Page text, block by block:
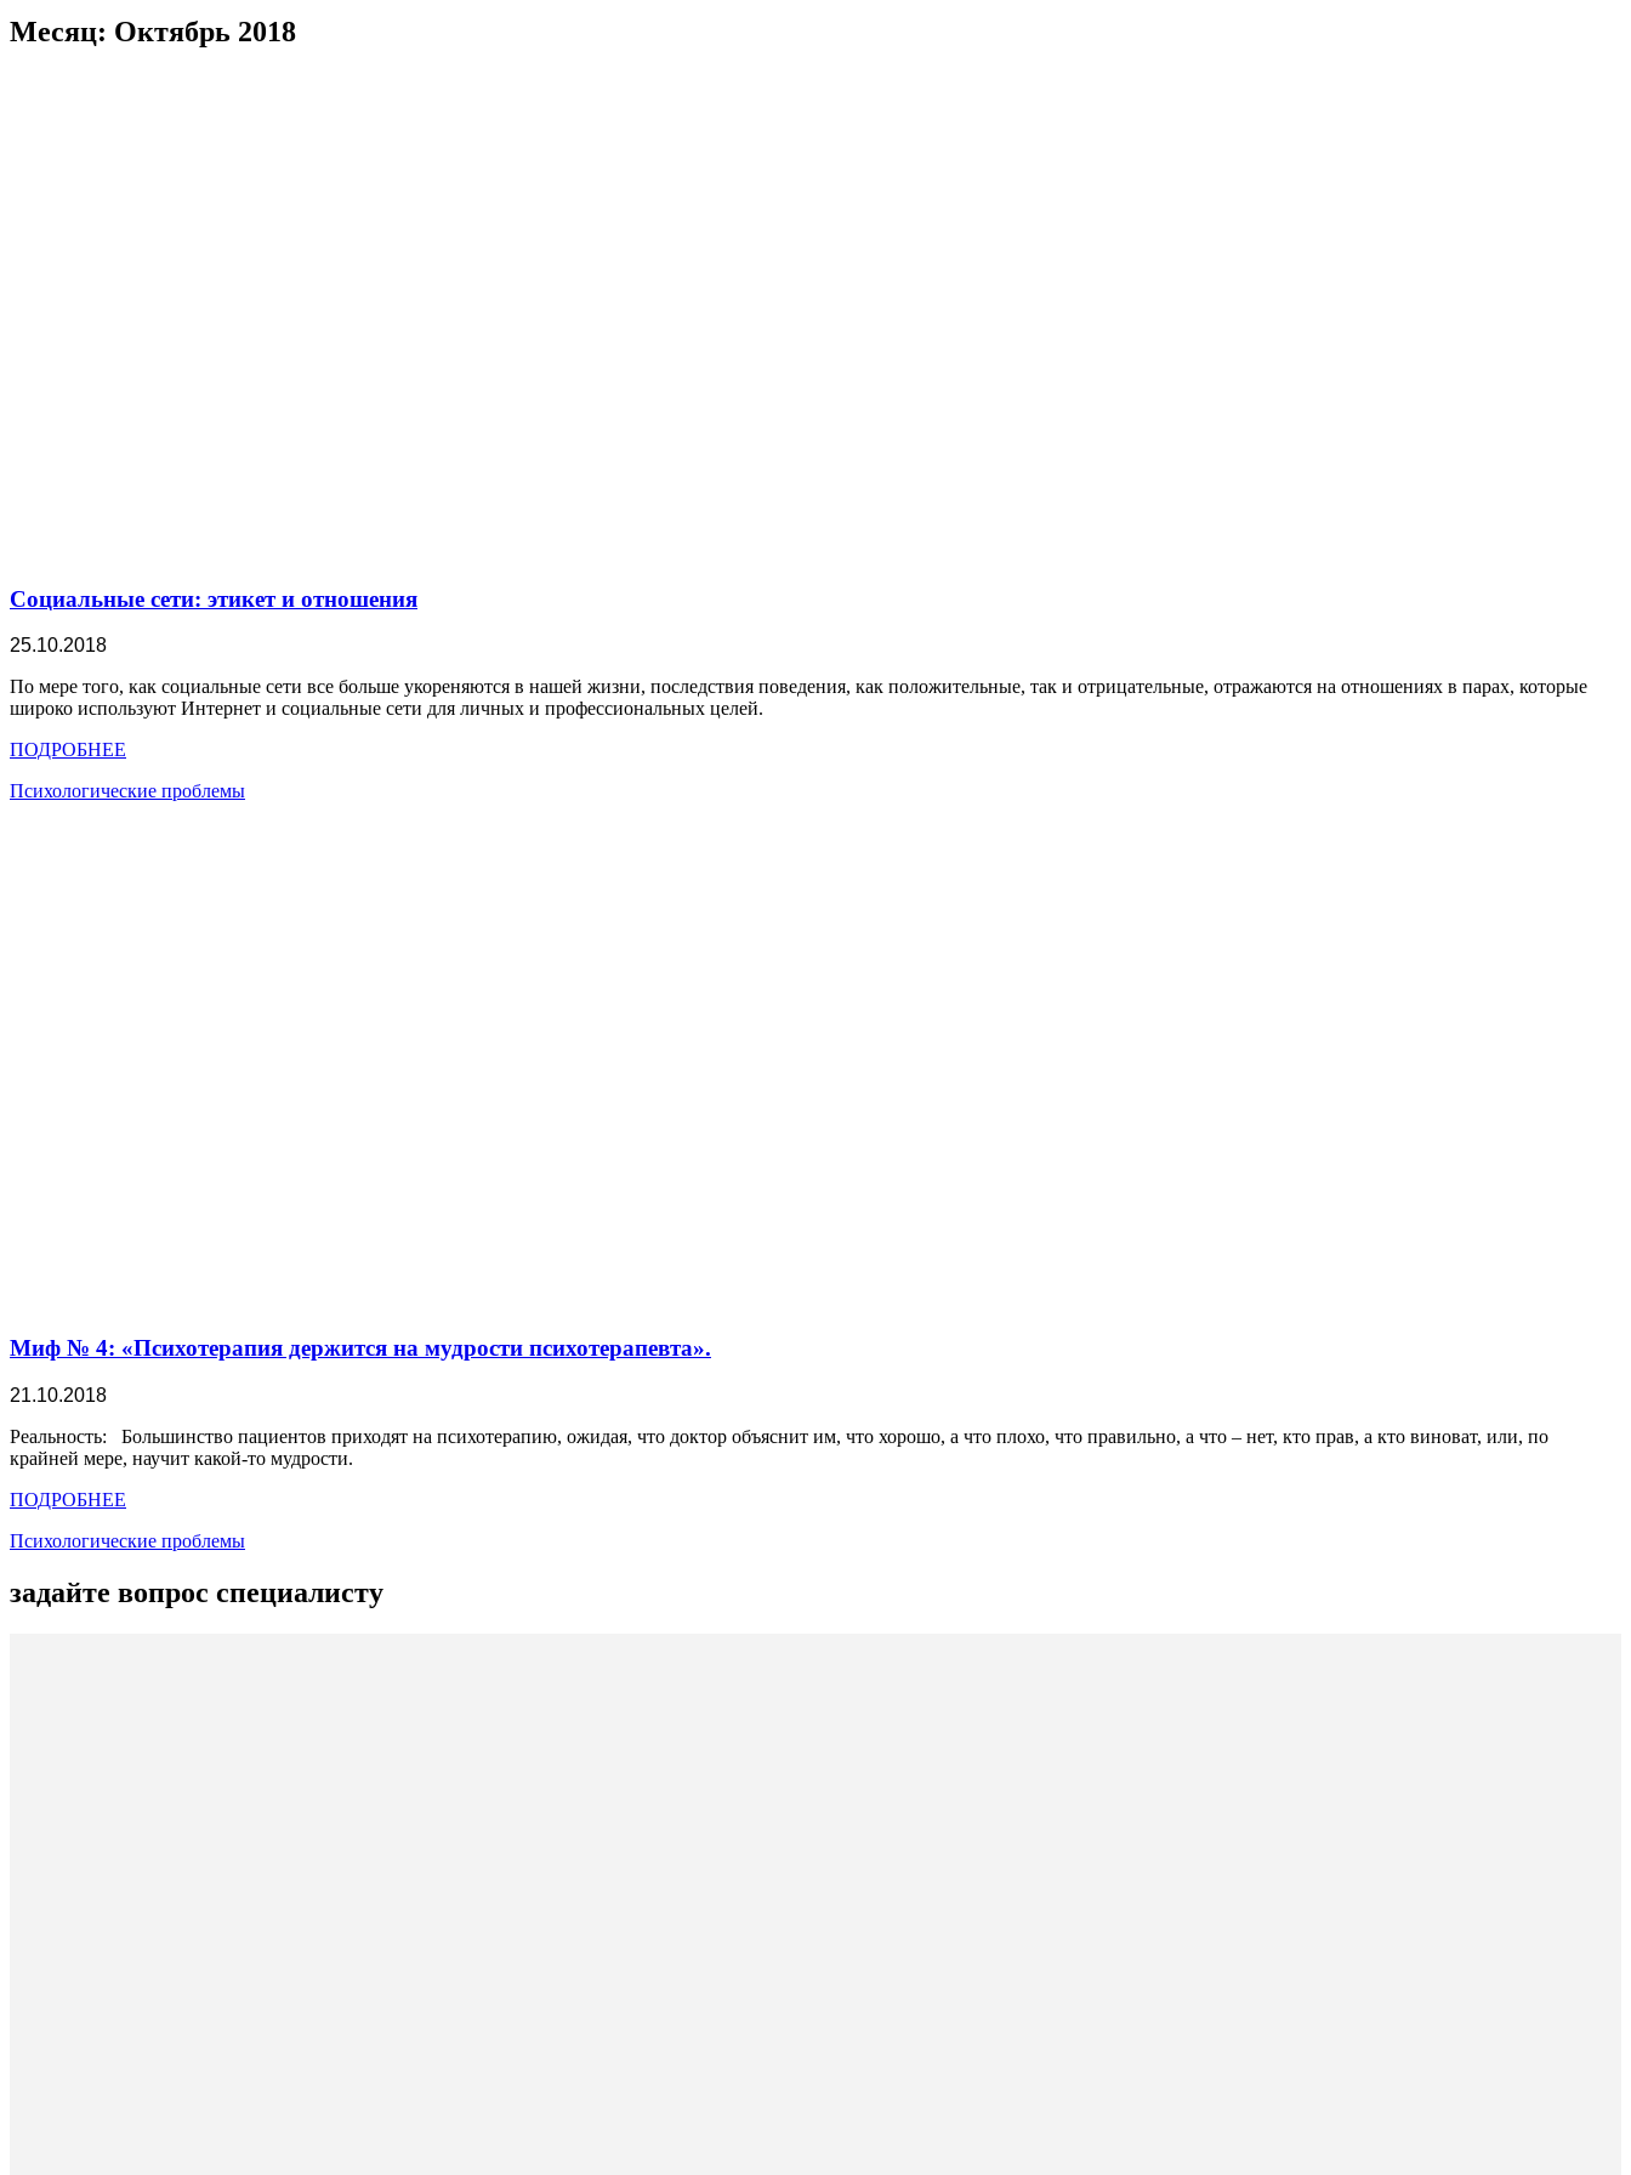
содержимому
Месяц: Октябрь 2018
Социальные сети: этикет и отношения
25.10.2018
По мере того, как социальные сети все больше укореняются в нашей жизни, последствия поведения, как положительные, так и отрицательные, отражаются на отношениях в парах, которые
широко используют Интернет и социальные сети для личных и профессиональных целей.
ПОДРОБНЕЕ
Психологические проблемы
Миф № 4: «Психотерапия держится на мудрости психотерапевта».
21.10.2018
Реальность: Большинство пациентов приходят на психотерапию, ожидая, что доктор объяснит им, что хорошо, а что плохо, что правильно, а что – нет, кто прав, а кто виноват, или, по
крайней мере, научит какой-то мудрости.
ПОДРОБНЕЕ
Психологические проблемы
задайте вопрос специалисту